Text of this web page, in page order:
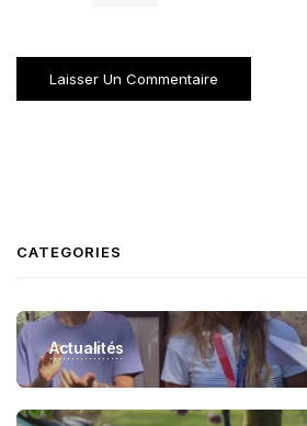
CATEGORIES
Actualités